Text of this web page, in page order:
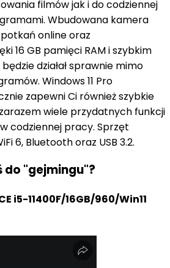
filmów jak i do codziennej
Wbudowana kamera
online oraz
16 GB pamięci RAM i szybkim
działał sprawnie mimo
Windows 11 Pro
zapewni Ci również szybkie
wiele przydatnych funkcji
codziennej pracy. Sprzęt
6, Bluetooth oraz USB 3.2.
do "gejmingu"?
i5-11400F/16GB/960/Win11